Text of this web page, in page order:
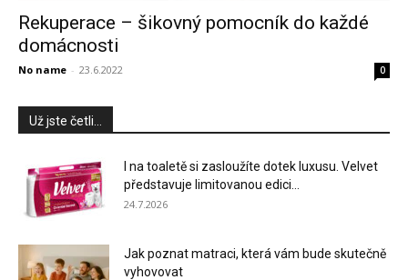
Rekuperace – šikovný pomocník do každé
domácnosti
No name - 23.6.2022 0
Už jste četli...
I na toaletě si zasloužíte dotek luxusu. Velvet
představuje limitovanou edici...
24.7.2026
Jak poznat matraci, která vám bude skutečně
vyhovovat